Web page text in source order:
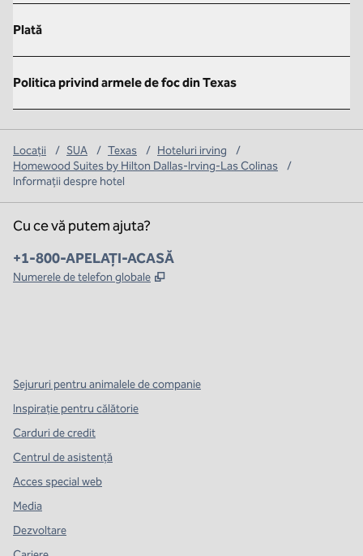
Plată
Politica privind armele de foc din Texas
Locații / SUA / Texas / Hoteluri irving
/
Homewood Suites by Hilton Dallas-Irving-Las Colinas
/
Informații despre hotel
Cu ce vă putem ajuta?
Telefon:
+1-800-APELAȚI-ACASĂ
Numerele de telefon globale ,
Sejururi pentru animalele de companie
Inspirație pentru călătorie
Carduri de credit
Centrul de asistență
Acces special web
Media
Dezvoltare